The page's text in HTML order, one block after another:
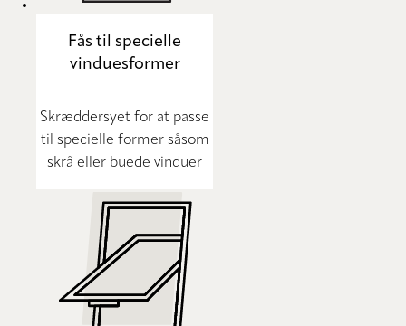
Fås til specielle
vinduesformer
Skræddersyet for at passe
til specielle former såsom
skrå eller buede vinduer